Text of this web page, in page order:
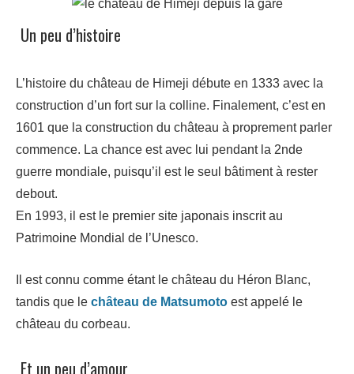
Un peu d’histoire
L’histoire du château de Himeji débute en 1333 avec la
construction d’un fort sur la colline. Finalement, c’est en
1601 que la construction du château à proprement parler
commence. La chance est avec lui pendant la 2nde
guerre mondiale, puisqu’il est le seul bâtiment à rester
debout.
En 1993, il est le premier site japonais inscrit au
Patrimoine Mondial de l’Unesco.
Il est connu comme étant le château du Héron Blanc,
tandis que le château de Matsumoto est appelé le
château du corbeau.
Et un peu d’amour